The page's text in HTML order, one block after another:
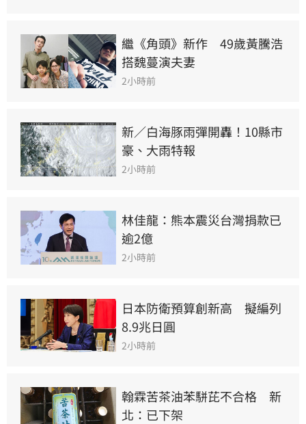
繼《角頭》新作　49歲黃騰浩
搭魏蔓演夫妻
2小時前
新／白海豚雨彈開轟！10縣市
豪、大雨特報
2小時前
林佳龍：熊本震災台灣捐款已
逾2億
2小時前
日本防衛預算創新高　擬編列
8.9兆日圓
2小時前
翰霖苦茶油苯駢芘不合格　新
北：已下架